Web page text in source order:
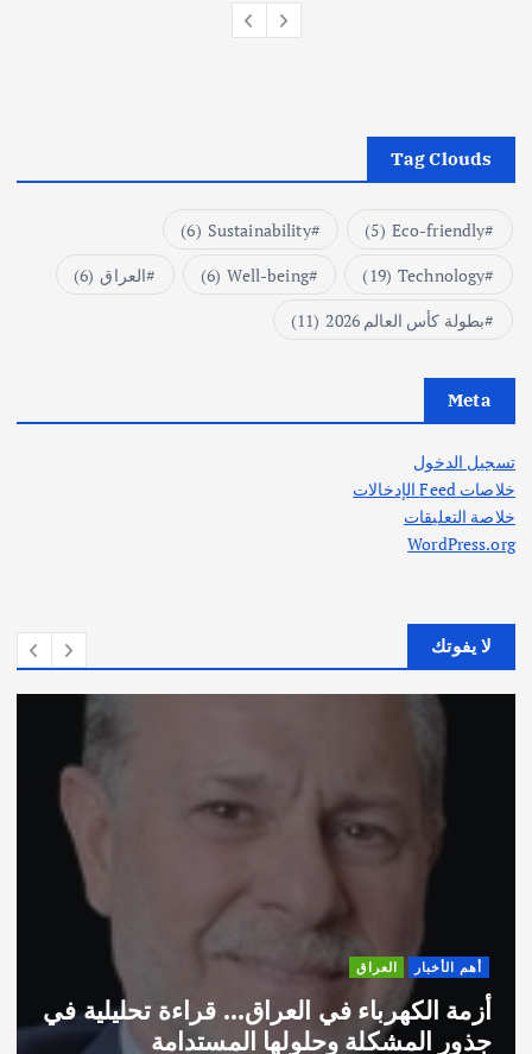
Tag Clouds
Eco-friendly
(5)
Sustainability
(6)
Technology
(19)
Well-being
(6) العراق (6)
بطولة كأس العالم 2026
(11)
Meta
تسجيل الدخول
خلاصات Feed الإدخالات
خلاصة التعليقات
WordPress.org
لا يفوتك
أهم الأخبار العراق
أزمة الكهرباء في العراق… قراءة تحليلية في
جذور المشكلة وحلولها المستدامة